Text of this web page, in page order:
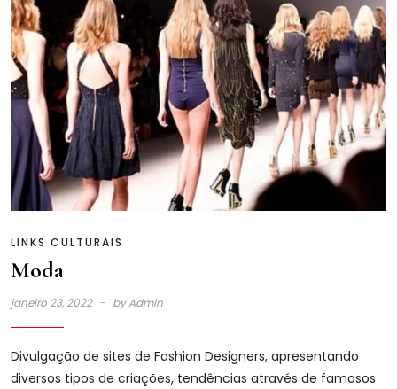
LINKS CULTURAIS
Moda
janeiro 23, 2022 byAdmin
Divulgação de sites de Fashion Designers, apresentando
diversos tipos de criações, tendências através de famosos